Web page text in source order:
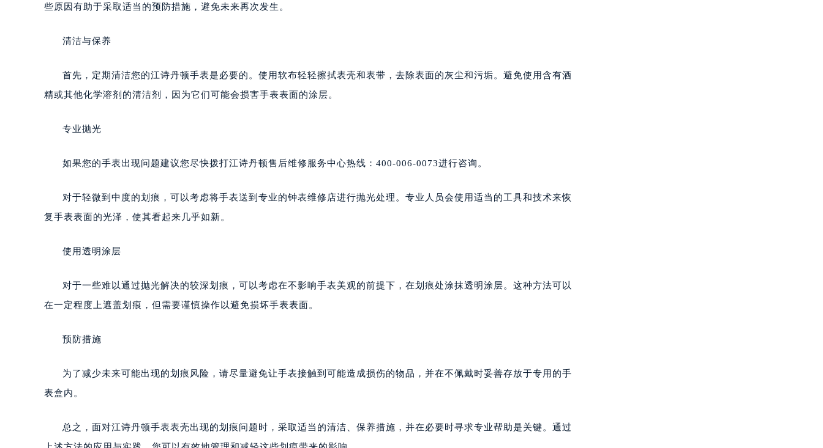
些原因有助于采取适当的预防措施，避免未来再次发生。
清洁与保养
首先，定期清洁您的江诗丹顿手表是必要的。使用软布轻轻擦拭表壳和表带，去除表面的灰尘和污垢。避免使用含有酒
精或其他化学溶剂的清洁剂，因为它们可能会损害手表表面的涂层。
专业抛光
如果您的手表出现问题建议您尽快拨打江诗丹顿售后维修服务中心热线：400-006-0073进行咨询。
对于轻微到中度的划痕，可以考虑将手表送到专业的钟表维修店进行抛光处理。专业人员会使用适当的工具和技术来恢
复手表表面的光泽，使其看起来几乎如新。
使用透明涂层
对于一些难以通过抛光解决的较深划痕，可以考虑在不影响手表美观的前提下，在划痕处涂抹透明涂层。这种方法可以
在一定程度上遮盖划痕，但需要谨慎操作以避免损坏手表表面。
预防措施
为了减少未来可能出现的划痕风险，请尽量避免让手表接触到可能造成损伤的物品，并在不佩戴时妥善存放于专用的手
表盒内。
总之，面对江诗丹顿手表表壳出现的划痕问题时，采取适当的清洁、保养措施，并在必要时寻求专业帮助是关键。通过